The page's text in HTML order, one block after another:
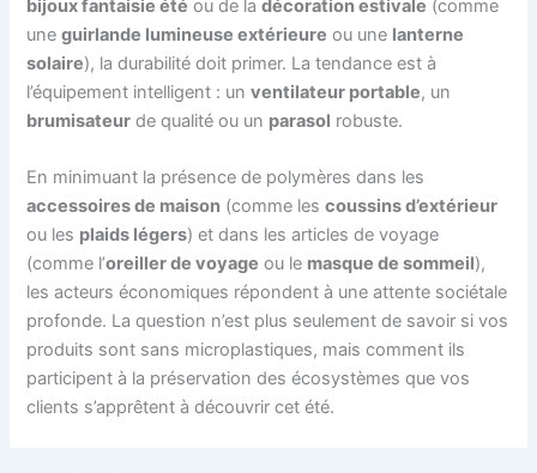
bijoux fantaisie été ou de ladécoration estivale (comme
uneguirlande lumineuse extérieure ou une lanterne
solaire), la durabilité doit primer. La tendance est à
l’équipement intelligent : unventilateur portable, un
brumisateur de qualité ou un parasol robuste.
En minimuant la présence de polymères dans les
accessoires de maison (comme lescoussins d’extérieur
ou les plaids légers) et dans les articles de voyage
(comme l’oreiller de voyage ou le masque de sommeil),
les acteurs économiques répondent à une attente sociétale
profonde. La question n’est plus seulement de savoir si vos
produits sont sans microplastiques, mais comment ils
participent à la préservation des écosystèmes que vos
clients s’apprêtent à découvrir cet été.